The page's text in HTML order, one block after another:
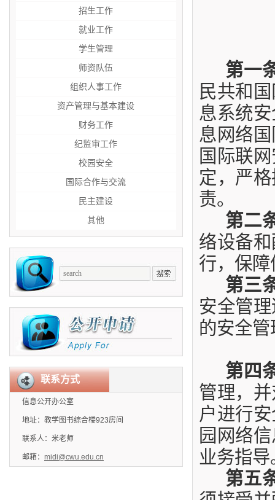
招生工作
就业工作
学生管理
师资队伍
组织人事工作
资产管理与基本建设
财务工作
纪监审工作
校园安全
国际合作与交流
民主建设
其他
联系方式
信息公开办公室
地址：教学图书综合楼923房间
联系人：米老师
邮箱： midi@cwu.edu.cn
第一
民共和
息系统
息网络
国际联
定， 严
责。
第二
络设备
行，保
第三
安全管
的安全
第四
管理，
户进行
园网络
业务指导
第五